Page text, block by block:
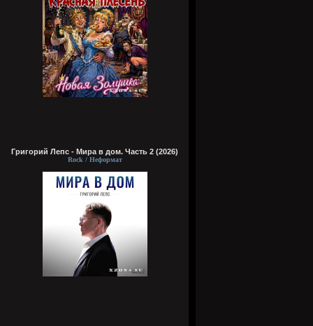
Григорий Лепс - Мира в дом. Часть 2 (2026)
Rock / Неформат